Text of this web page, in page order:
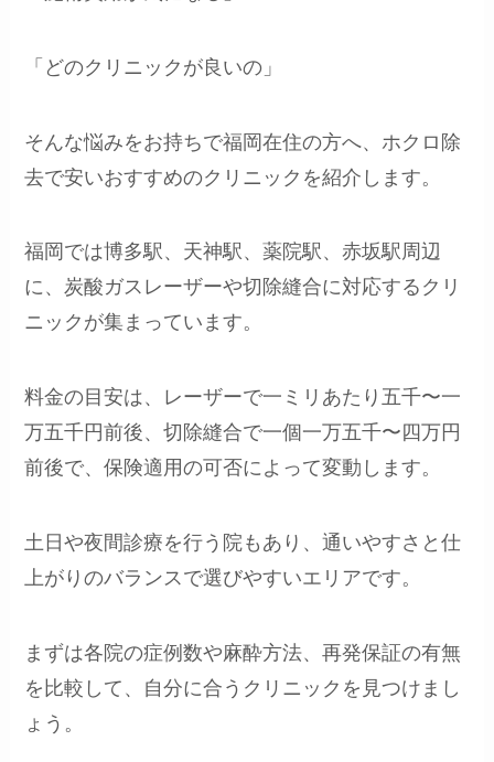
「どのクリニックが良いの」
そんな悩みをお持ちで福岡在住の方へ、ホクロ除
去で安いおすすめのクリニックを紹介します。
福岡では博多駅、天神駅、薬院駅、赤坂駅周辺
に、炭酸ガスレーザーや切除縫合に対応するクリ
ニックが集まっています。
料金の目安は、レーザーで一ミリあたり五千〜一
万五千円前後、切除縫合で一個一万五千〜四万円
前後で、保険適用の可否によって変動します。
土日や夜間診療を行う院もあり、通いやすさと仕
上がりのバランスで選びやすいエリアです。
まずは各院の症例数や麻酔方法、再発保証の有無
を比較して、自分に合うクリニックを見つけまし
ょう。